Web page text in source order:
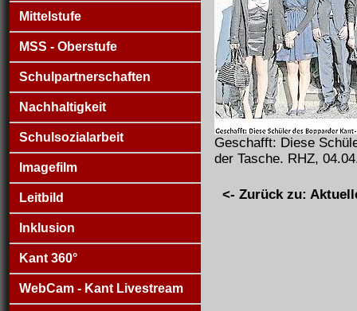
Mittelstufe
MSS - Oberstufe
Schulpartnerschaften
Nachhaltigkeit
Schulsozialarbeit
Imagefilm
Leitbild
Inklusion
Kant 360°
WebCam - Kant Livestream
Geschafft: Diese
der Tasche. RHZ,
<- Zurück zu: